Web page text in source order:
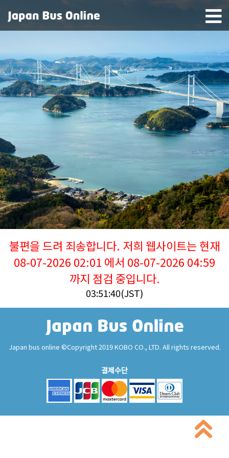
불편을 드려 죄송합니다. 저희 웹사이트는 현재
08-07-2026 02:01 에서 08-07-2026 04:59
까지 점검 중입니다.
03:51:40(JST)
Japan bus online ©Copyright 2019 KOBO CO., LTD. All rights reserved.
결제수단